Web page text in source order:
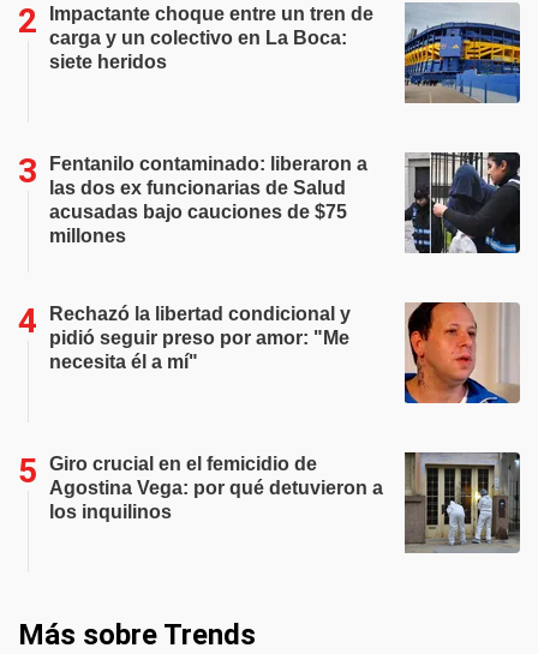
Impactante choque entre un tren de
carga y un colectivo en La Boca:
siete heridos
Fentanilo contaminado: liberaron a
las dos ex funcionarias de Salud
acusadas bajo cauciones de $75
millones
Rechazó la libertad condicional y
pidió seguir preso por amor: "Me
necesita él a mí"
Giro crucial en el femicidio de
Agostina Vega: por qué detuvieron a
los inquilinos
Más sobre Trends